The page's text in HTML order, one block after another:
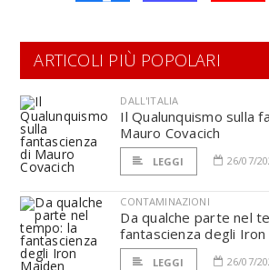
ARTICOLI PIÙ POPOLARI
DALL'ITALIA
Il Qualunquismo sulla
Mauro Covacich
LEGGI 26/07/
CONTAMINAZIONI
Da qualche parte nel
fantascienza degli Iron
LEGGI 26/07/